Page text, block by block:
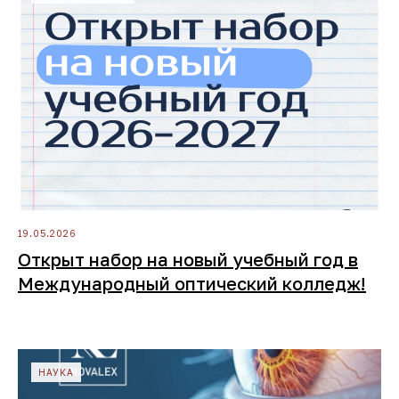
19.05.2026
Открыт набор на новый учебный год в
Международный оптический колледж!
НАУКА